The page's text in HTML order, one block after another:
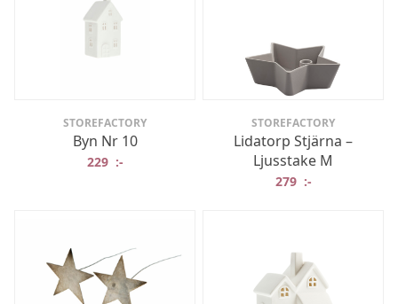
STOREFACTORY
Byn Nr 10
229 :-
STOREFACTORY
Lidatorp Stjärna –
Ljusstake M
279 :-